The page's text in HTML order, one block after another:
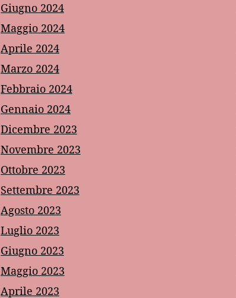
Giugno 2024
Maggio 2024
Aprile 2024
Marzo 2024
Febbraio 2024
Gennaio 2024
Dicembre 2023
Novembre 2023
Ottobre 2023
Settembre 2023
Agosto 2023
Luglio 2023
Giugno 2023
Maggio 2023
Aprile 2023